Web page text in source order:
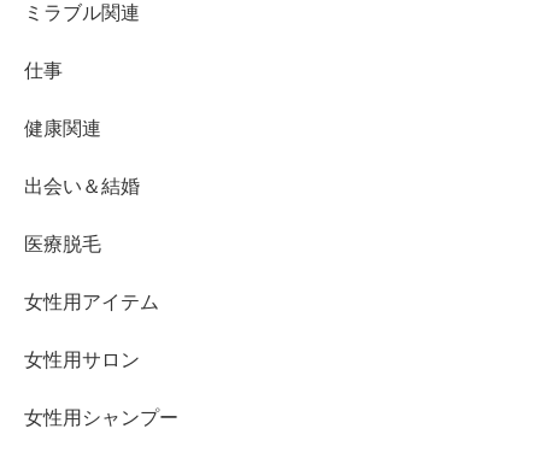
ミラブル関連
仕事
健康関連
出会い＆結婚
医療脱毛
女性用アイテム
女性用サロン
女性用シャンプー